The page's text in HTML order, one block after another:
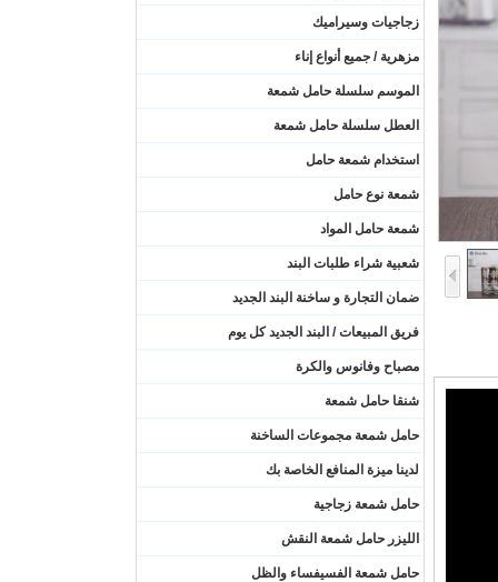
زجاجيات وسيراميك
مزهرية / جميع أنواع إناء
الموسم سلسلة حامل شمعة
العطل سلسلة حامل شمعة
استخدام شمعة حامل
شمعة نوع حامل
شمعة حامل المواد
شعبية شراء طلبات البند
ضمان التجارة و ساخنة البند الجديد
فريق المبيعات / البند الجديد كل يوم
مصباح وفانوس والكرة
شنقا حامل شمعة
حامل شمعة مجموعات الساخنة
لدينا ميزة المنافع الخاصة بك
حامل شمعة زجاجية
الليزر حامل شمعة النقش
حامل شمعة الفسيفساء والظل